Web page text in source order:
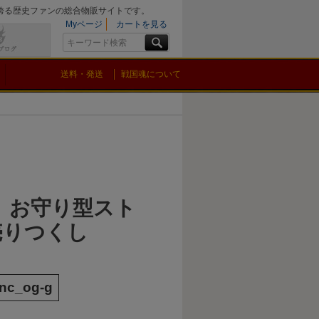
歴史ファンの総合物販サイトです。
Myページ
カートを見る
送料・発送 戦国魂について
お守り型スト
つくし
g